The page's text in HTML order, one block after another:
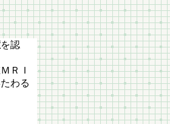
を認
ＲＩ
わる